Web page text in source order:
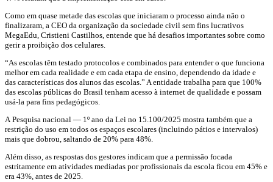
Como em quase metade das escolas que iniciaram o processo ainda não o
finalizaram, a CEO da organização da sociedade civil sem fins lucrativos
MegaEdu, Cristieni Castilhos, entende que há desafios importantes sobre como
gerir a proibição dos celulares.
“As escolas têm testado protocolos e combinados para entender o que funciona
melhor em cada realidade e em cada etapa de ensino, dependendo da idade e
das características dos alunos das escolas.” A entidade trabalha para que 100%
das escolas públicas do Brasil tenham acesso à internet de qualidade e possam
usá-la para fins pedagógicos.
A Pesquisa nacional — 1º ano da Lei no 15.100/2025 mostra também que a
restrição do uso em todos os espaços escolares (incluindo pátios e intervalos)
mais que dobrou, saltando de 20% para 48%.
Além disso, as respostas dos gestores indicam que a permissão focada
estritamente em atividades mediadas por profissionais da escola ficou em 45% e
era 43%, antes de 2025.